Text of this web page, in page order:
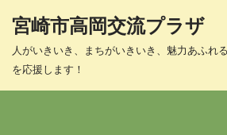
コ
宮崎市高岡交流プラザ
人がいきいき、まちがいきいき、魅力あふれ
を応援します！